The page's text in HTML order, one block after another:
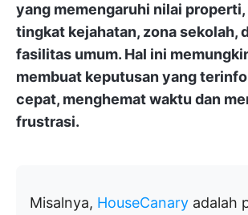
yang memengaruhi nilai
tingkat kejahatan, zona sekolah,
fasilitas umum. Hal ini
membuat keputusan yang
cepat, menghemat waktu dan
frustrasi.
Misalnya, HouseCanary adalah